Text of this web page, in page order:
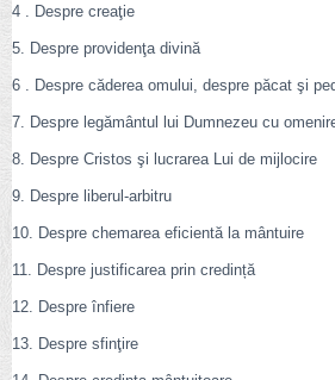
4 . Despre creaţie
5. Despre providenţa divină
6 . Despre căderea omului, despre păcat şi
7. Despre legământul lui Dumnezeu cu
8. Despre Cristos şi lucrarea Lui de mijlocire
9. Despre liberul-arbitru
10. Despre chemarea eficientă la mântuire
11. Despre justificarea prin credință
12. Despre înfiere
13. Despre sfinţire